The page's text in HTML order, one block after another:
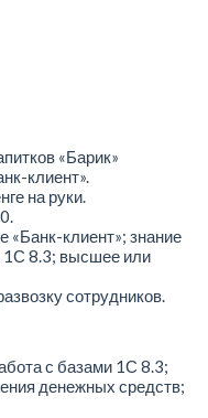
«Барик»
клиент».
на руки.
«Банк-клиент»; знание
1С 8.3; высшее или
сотрудников.
с базами 1С 8.3;
денежных средств;